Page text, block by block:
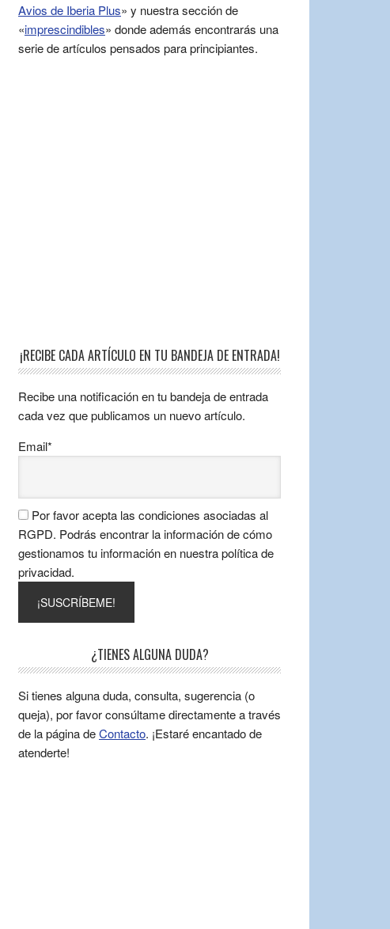
Avios de Iberia Plus» y nuestra sección de
«imprescindibles» donde además encontrarás una
serie de artículos pensados para principiantes.
¡RECIBE CADA ARTÍCULO EN TU BANDEJA DE ENTRADA!
Recibe una notificación en tu bandeja de entrada
cada vez que publicamos un nuevo artículo.
Email*
Por favor acepta las condiciones asociadas al
RGPD. Podrás encontrar la información de cómo
gestionamos tu información en nuestra política de
privacidad.
¿TIENES ALGUNA DUDA?
Si tienes alguna duda, consulta, sugerencia (o
queja), por favor consúltame directamente a través
de la página deContacto. ¡Estaré encantado de
atenderte!